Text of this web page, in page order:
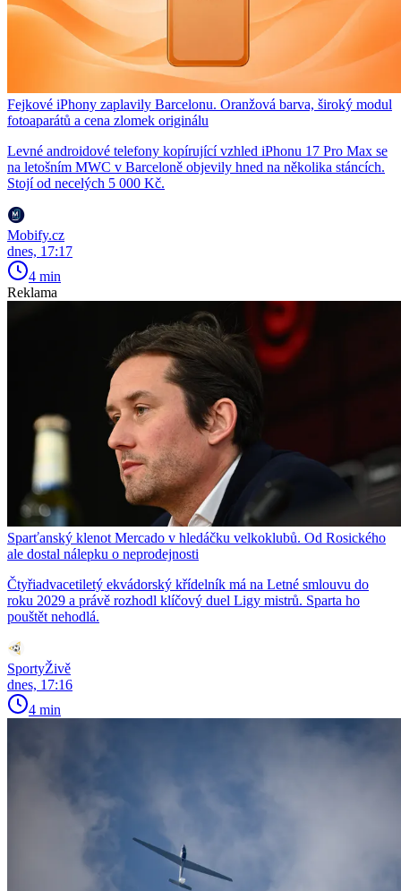
Fejkové iPhony zaplavily Barcelonu. Oranžová barva, široký modul
fotoaparátů a cena zlomek originálu
Levné androidové telefony kopírující vzhled iPhonu 17 Pro Max se
na letošním MWC v Barceloně objevily hned na několika stáncích.
Stojí od necelých 5 000 Kč.
Mobify.cz
dnes, 17:17
4 min
Reklama
Sparťanský klenot Mercado v hledáčku velkoklubů. Od Rosického
ale dostal nálepku o neprodejnosti
Čtyřiadvacetiletý ekvádorský křídelník má na Letné smlouvu do
roku 2029 a právě rozhodl klíčový duel Ligy mistrů. Sparta ho
pouštět nehodlá.
SportyŽivě
dnes, 17:16
4 min